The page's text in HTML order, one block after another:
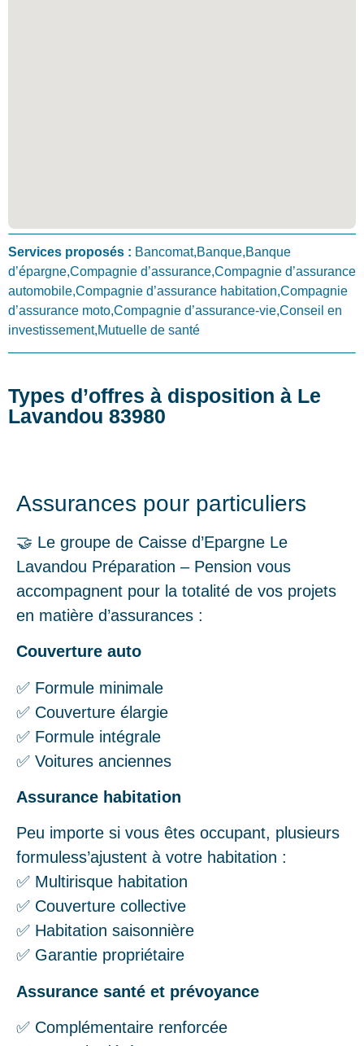
Services proposés : Bancomat,Banque,Banque
d’épargne,Compagnie d’assurance,Compagnie d’assurance
automobile,Compagnie d’assurance habitation,Compagnie
d’assurance moto,Compagnie d’assurance-vie,Conseil en
investissement,Mutuelle de santé
Types d’offres à disposition à Le
Lavandou 83980
Assurances pour particuliers
🤝 Le groupe de Caisse d’Epargne Le
Lavandou Préparation – Pension vous
accompagnent pour la totalité de vos projets
en matière d’assurances :
Couverture auto
✅ Formule minimale
✅ Couverture élargie
✅ Formule intégrale
✅ Voitures anciennes
Assurance habitation
Peu importe si vous êtes occupant, plusieurs
formuless’ajustent à votre habitation :
✅ Multirisque habitation
✅ Couverture collective
✅ Habitation saisonnière
✅ Garantie propriétaire
Assurance santé et prévoyance
✅ Complémentaire renforcée